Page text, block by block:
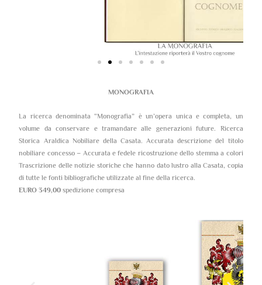
MONOGRAFIA
La ricerca denominata “Monografia” è un’opera unica e completa, un
volume da conservare e tramandare alle generazioni future. Ricerca
Storica Araldica Nobiliare della Casata. Accurata descrizione del titolo
nobiliare concesso – Accurata e fedele ricostruzione dello stemma a colori
Trascrizione delle notizie storiche che hanno dato lustro alla Casata, copia
di tutte le fonti bibliografiche utilizzate al fine della ricerca.
EURO 349,00 spedizione compresa